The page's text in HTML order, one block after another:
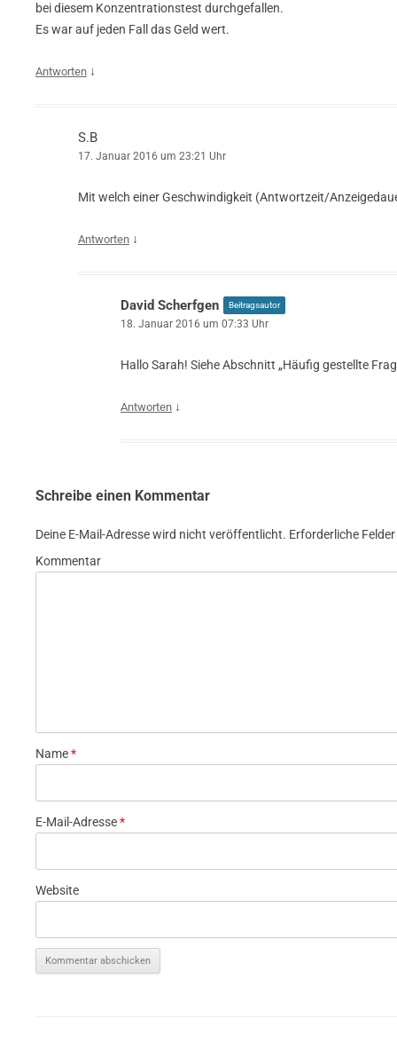
bei diesem Konzentrationstest durchgefallen.
Es war auf jeden Fall das Geld wert.
Antworten ↓
S.B
17. Januar 2016 um 23:21 Uhr
Mit welch einer Geschwindigkeit (Antwortzeit/
Antworten ↓
David Scherfgen Beitragsautor
18. Januar 2016 um 07:33 Uhr
Hallo Sarah! Siehe Abschnitt „Häufig gestellte
Antworten ↓
Schreibe einen Kommentar
Deine E-Mail-Adresse wird nicht veröffentlicht. Erforderliche
Kommentar
Name*
E-Mail-Adresse*
Website